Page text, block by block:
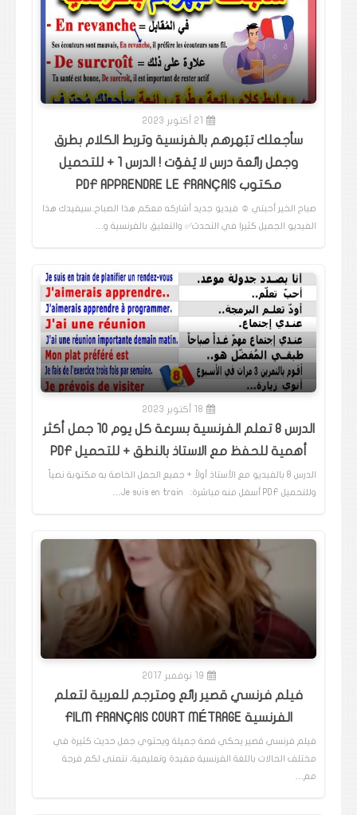
21 أكتوبر 2023
سأجعلك تبُهرهم بالفرنسية وتربط الكلام بطرق
وجمل رائعة درس لا يُفوّت ! الدرس 1 + للتحميل
مكتوب PDF APPRENDRE LE FRANÇAIS
صباح الخير أحبتي ☺️ فيديو جديد أشاركه معكم هذا الصباح..سيفيدك هذا
الفيديو الجميل كثيرا في التحدث✅️ والتعليق بالفرنسية و…
18 أكتوبر 2023
الدرس 8 تعلم الفرنسية بسرعة كل يوم 10 جمل أكثر
أهمية للحفظ مع الاستاذ بالنطق + للتحميل PDF
الدرس 8 بالفيديو مع الأستاذ أولاً + جميع الجمل الخاصة به مكتوبة نصياً
وللتحميل PDF أسفل منه مباشرة: Je suis en train…
19 نوفمبر 2017
فيلم فرنسي قصير رائع ومترجم للعربية لتعلم
الفرنسية FILM FRANÇAIS COURT MÉTRAGE
فيلم فرنسي قصير يحكي قصة جميلة ويحتوي جمل حديث كثيرة في
مختلف الحالات باللغة الفرنسية مفيدة وتعليمية، نتمنى لكم فرجة
مم…